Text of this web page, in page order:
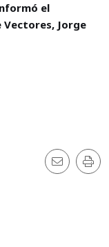
el
Vectores, Jorge